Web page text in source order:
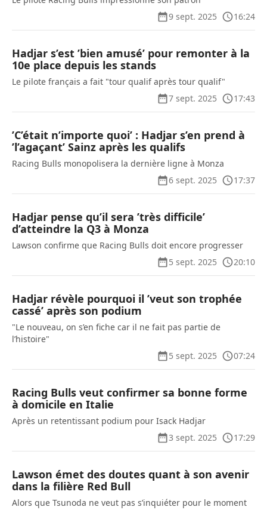
9 sept. 2025
16:24
Hadjar s’est ’bien amusé’ pour remonter à la
10e place depuis les stands
Le pilote français a fait "tour qualif après tour qualif"
7 sept. 2025
17:43
’C’était n’importe quoi’ : Hadjar s’en prend à
’l’agaçant’ Sainz après les qualifs
Racing Bulls monopolisera la dernière ligne à Monza
6 sept. 2025
17:37
Hadjar pense qu’il sera ’très difficile’
d’atteindre la Q3 à Monza
Lawson confirme que Racing Bulls doit encore progresser
5 sept. 2025
20:10
Hadjar révèle pourquoi il ’veut son trophée
cassé’ après son podium
"Le nouveau, on s’en fiche car il ne fait pas partie de
l’histoire"
5 sept. 2025
07:24
Racing Bulls veut confirmer sa bonne forme
à domicile en Italie
Après un retentissant podium pour Isack Hadjar
3 sept. 2025
17:29
Lawson émet des doutes quant à son avenir
dans la filière Red Bull
Alors que Tsunoda ne veut pas s’inquiéter pour le moment